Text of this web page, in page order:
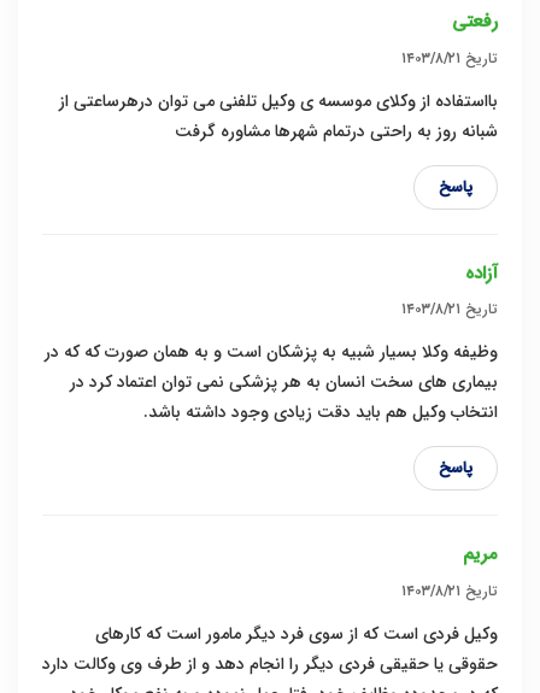
رفعتی
تاریخ ۱۴۰۳/۸/۲۱
بااستفاده از وکلای موسسه ی وکیل تلفنی می توان درهرساعتی از
شبانه روز به راحتی درتمام شهرها مشاوره گرفت
پاسخ
آزاده
تاریخ ۱۴۰۳/۸/۲۱
وظیفه وکلا بسیار شبیه به پزشکان است و به همان صورت که که در
بیماری های سخت انسان به هر پزشکی نمی توان اعتماد کرد در
انتخاب وکیل هم باید دقت زیادی وجود داشته باشد.
پاسخ
مريم
تاریخ ۱۴۰۳/۸/۲۱
وکیل فردی است که از سوی فرد دیگر مامور است که کارهای
حقوقی یا حقیقی فردی دیگر را انجام دهد و از طرف وی وکالت دارد